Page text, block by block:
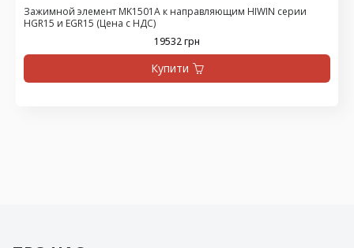
Зажимной элемент MK1501A к направляющим HIWIN серии
HGR15 и EGR15 (Цена с НДС)
19532 грн
Купити